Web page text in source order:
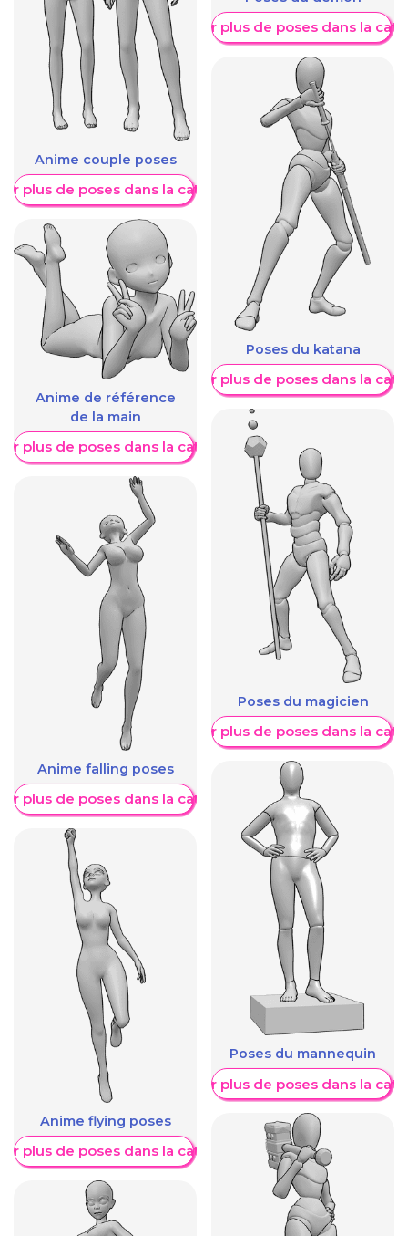
Anime couple poses
plus de poses dans la catégorie
Anime de référence
de la main
plus de poses dans la catégorie
Anime falling poses
plus de poses dans la catégorie
Anime flying poses
plus de poses dans la catégorie
Afficher plus de poses dans la
Poses du katana
Afficher plus de poses dans la
Poses du magicien
Afficher plus de poses dans la
Poses du mannequin
Afficher plus de poses dans la